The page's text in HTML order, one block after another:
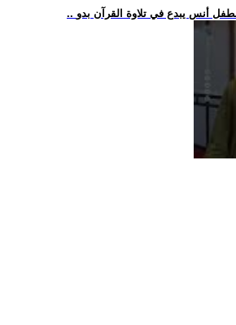
أنس يبدع في تلاوة القرآن بدو